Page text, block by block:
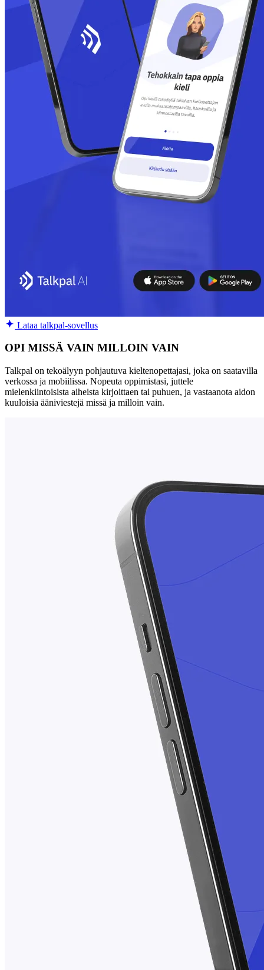
Lataa talkpal-sovellus
OPI MISSÄ VAIN MILLOIN VAIN
Talkpal on tekoälyyn pohjautuva kieltenopettajasi, joka on saatavilla
verkossa ja mobiilissa. Nopeuta oppimistasi, juttele
mielenkiintoisista aiheista kirjoittaen tai puhuen, ja vastaanota aidon
kuuloisia ääniviestejä missä ja milloin vain.